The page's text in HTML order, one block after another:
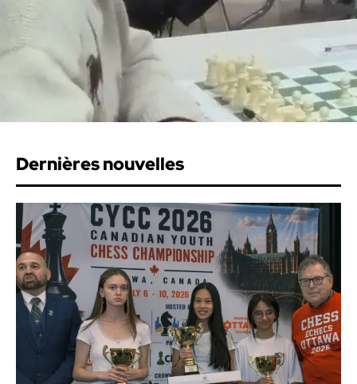
Dernières nouvelles